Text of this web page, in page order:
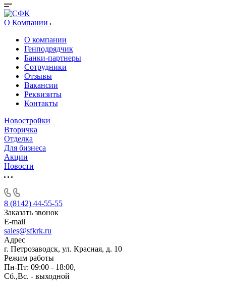
О Компании
О компании
Генподрядчик
Банки-партнеры
Сотрудники
Отзывы
Вакансии
Реквизиты
Контакты
Новостройки
Вторичка
Отделка
Для бизнеса
Акции
Новости
8 (8142) 44-55-55
Заказать звонок
E-mail
sales@sfkrk.ru
Адрес
г. Петрозаводск, ул. Красная, д. 10
Режим работы
Пн-Пт: 09:00 - 18:00,
Сб.,Вс. - выходной